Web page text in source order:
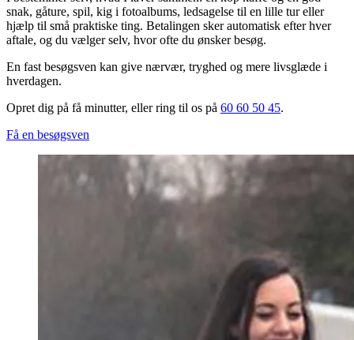
snak, gåture, spil, kig i fotoalbums, ledsagelse til en lille tur eller
hjælp til små praktiske ting. Betalingen sker automatisk efter hver
aftale, og du vælger selv, hvor ofte du ønsker besøg.
En fast besøgsven kan give nærvær, tryghed og mere livsglæde i
hverdagen.
Opret dig på få minutter, eller ring til os på 60 60 50 45.
Få en besøgsven